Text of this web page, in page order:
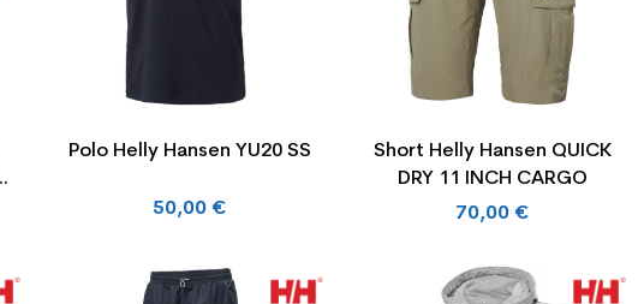
Polo Helly Hansen YU20 SS
50,00 €
Short Helly Hansen QUICK
DRY 11 INCH CARGO
70,00 €